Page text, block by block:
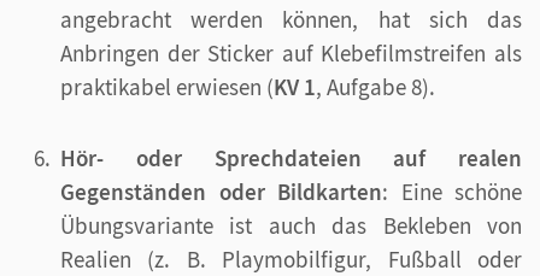
angebracht werden können, hat sich das
Anbringen der Sticker auf Klebefilmstreifen als
praktikabel erwiesen (KV 1, Aufgabe 8).
Hör- oder Sprechdateien auf realen
Gegenständen oder Bildkarten: Eine schöne
Übungsvariante ist auch das Bekleben von
Realien (z. B. Playmobilfigur, Fußball oder